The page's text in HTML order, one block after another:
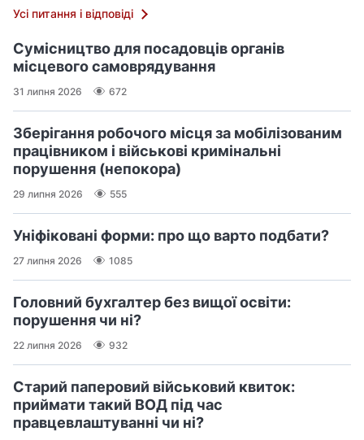
Усі питання і відповіді
Сумісництво для посадовців органів
місцевого самоврядування
31 липня 2026 672
Зберігання робочого місця за мобілізованим
працівником і військові кримінальні
порушення (непокора)
29 липня 2026 555
Уніфіковані форми: про що варто подбати?
27 липня 2026 1085
Головний бухгалтер без вищої освіти:
порушення чи ні?
22 липня 2026 932
Старий паперовий військовий квиток:
приймати такий ВОД під час
правцевлаштуванні чи ні?